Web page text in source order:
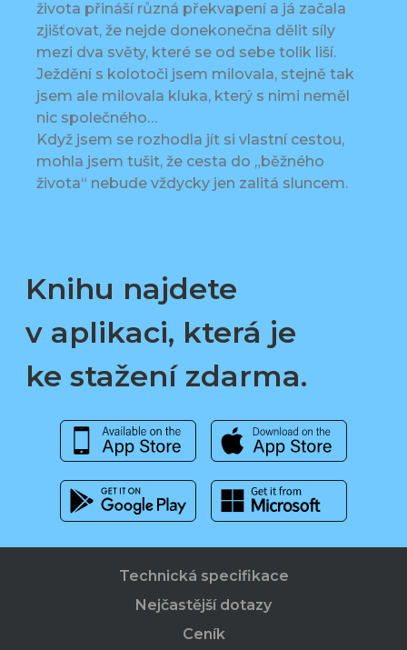
života přináší různá překvapení a já začala
zjišťovat, že nejde donekonečna dělit síly
mezi dva světy, které se od sebe tolik liší.
Ježdění s kolotoči jsem milovala, stejně tak
jsem ale milovala kluka, který s nimi neměl
nic společného…
Když jsem se rozhodla jít si vlastní cestou,
mohla jsem tušit, že cesta do „běžného
života“ nebude vždycky jen zalitá sluncem.
Knihu najdete
v aplikaci, která je
ke stažení zdarma.
Technická specifikace
Nejčastější dotazy
Ceník